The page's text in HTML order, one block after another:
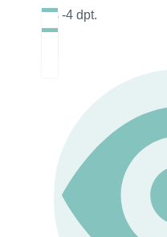
bis -4 dpt.